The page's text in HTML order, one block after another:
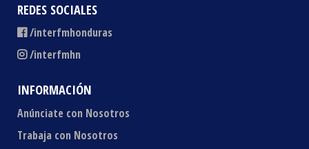
REDES SOCIALES
/interfmhonduras
/interfmhn
INFORMACIÓN
Anúnciate con Nosotros
Trabaja con Nosotros